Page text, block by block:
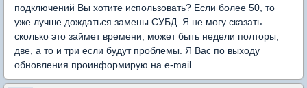
подключений Вы хотите использовать? Если более 50, то
уже лучше дождаться замены СУБД. Я не могу сказать
сколько это займет времени, может быть недели полторы,
две, а то и три если будут проблемы. Я Вас по выходу
обновления проинформирую на e-mail.